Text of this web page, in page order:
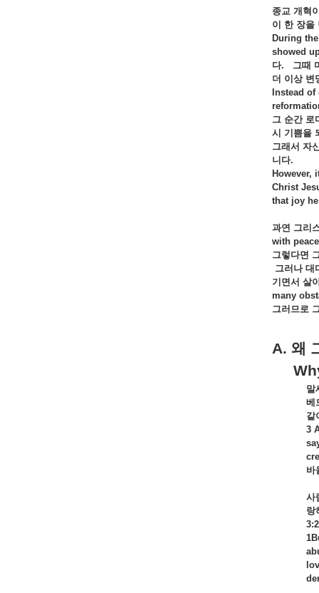
종교 개혁이
이
한 장을
During
showed
다. 그때
더 이상 변
Instead
그 순간 로
시
기쁨을
그래서 자
니다.
However,
Christ
that joy
과연 그리
with
그렇다면
그러나 대
기면서 살
many
그러므로
A. 왜
Why
말
베
같
3
바
사
랑